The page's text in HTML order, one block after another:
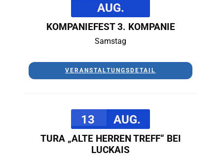
AUG.
KOMPANIEFEST 3. KOMPANIE
Samstag
VERANSTALTUNGSDETAIL
13 AUG.
TURA „ALTE HERREN TREFF“ BEI
LUCKAIS